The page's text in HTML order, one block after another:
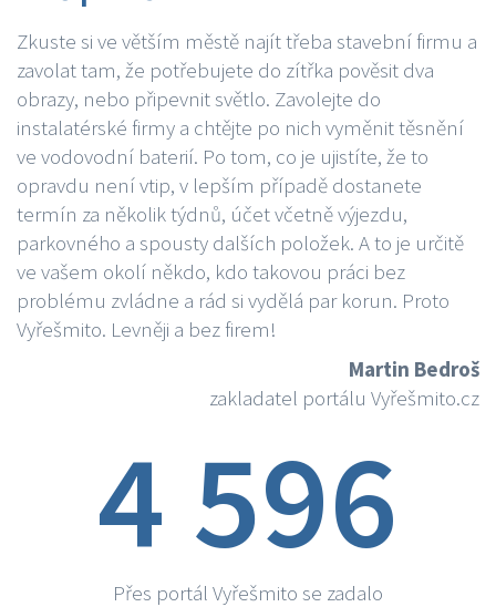
Zkuste si ve větším městě najít třeba stavební firmu a
zavolat tam, že potřebujete do zítřka pověsit dva
obrazy, nebo připevnit světlo. Zavolejte do
instalatérské firmy a chtějte po nich vyměnit těsnění
ve vodovodní baterií. Po tom, co je ujistíte, že to
opravdu není vtip, v lepším případě dostanete
termín za několik týdnů, účet včetně výjezdu,
parkovného a spousty dalších položek. A to je určitě
ve vašem okolí někdo, kdo takovou práci bez
problému zvládne a rád si vydělá par korun. Proto
Vyřešmito. Levněji a bez firem!
Martin Bedroš
zakladatel portálu Vyřešmito.cz
4 596
Přes portál Vyřešmito se zadalo